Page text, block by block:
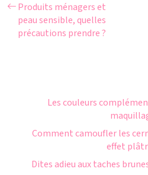
Produits ménagers et
peau sensible, quelles
précautions prendre ?
Les couleurs
Comment camoufler les
effet
Dites adieu aux taches